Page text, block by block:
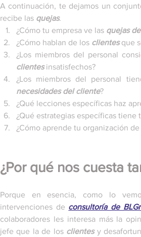
A continuación, te dejamos un
recibe las quejas.
¿Cómo tu empresa ve las quejas
¿Cómo hablan de los clientes que
¿Los miembros del personal
clientes insatisfechos?
¿Los miembros del personal
necesidades del cliente?
¿Qué lecciones específicas haz
¿Qué estrategias específicas tiene
¿Cómo aprende tu organización de
¿Por qué nos cuesta
Porque en esencia, como lo
intervenciones de consultoría de
colaboradores les interesa más la
jefe que la de los clientes y